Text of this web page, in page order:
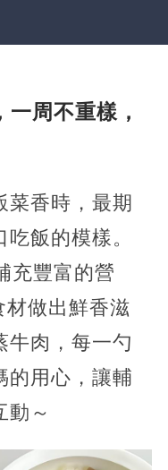
周不重樣，
菜香時，最期
飯的模樣。
充豐富的營
做出鮮香滋
牛肉，每一勺
的用心，讓輔
動～